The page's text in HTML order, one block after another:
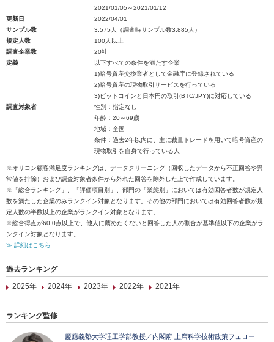
2021/01/05～2021/01/12
更新日
2022/04/01
サンプル数
3,575人（調査時サンプル数3,885人）
規定人数
100人以上
調査企業数
20社
定義
以下すべての条件を満たす企業
1)暗号資産交換業者として金融庁に登録されている
2)暗号資産の現物取引サービスを行っている
3)ビットコインと日本円の取引(BTC/JPY)に対応している
調査対象者
性別：指定なし
年齢：20～69歳
地域：全国
条件：過去2年以内に、主に裁量トレードを用いて暗号資産の
現物取引を自身で行っている人
※オリコン顧客満足度ランキングは、データクリーニング（回収したデータから不正回答や異
常値を排除）および調査対象者条件から外れた回答を除外した上で作成しています。
※「総合ランキング」、「評価項目別」、部門の「業態別」においては有効回答者数が規定人
数を満たした企業のみランクイン対象となります。その他の部門においては有効回答者数が規
定人数の半数以上の企業がランクイン対象となります。
※総合得点が60.0点以上で、他人に薦めたくないと回答した人の割合が基準値以下の企業がラ
ンクイン対象となります。
≫ 詳細はこちら
過去ランキング
2025年
2024年 2023年 2022年 2021年
ランキング監修
慶應義塾大学理工学部教授／内閣府 上席科学技術政策フェロー